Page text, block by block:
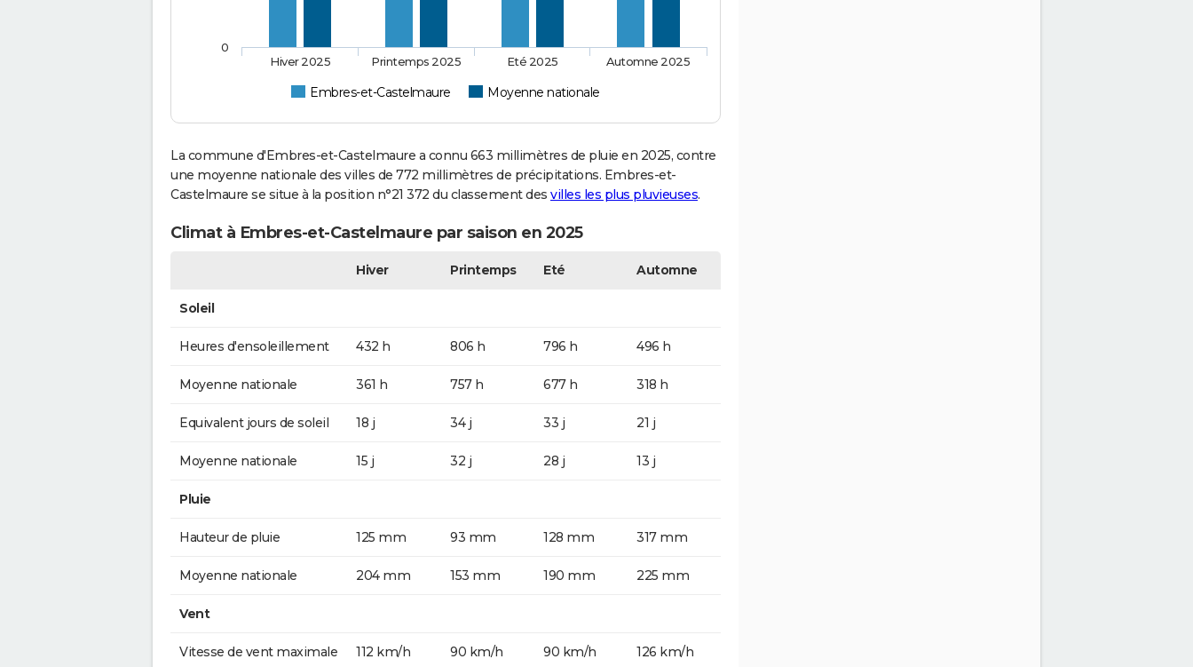
Embres-et-Castelmaure Moyenne nationale
Hiver 2025 Printemps 2025 Eté 2025 Automne 2025
0
La commune d'Embres-et-Castelmaure a connu 663 millimètres de pluie en 2025, contre
une moyenne nationale des villes de 772 millimètres de précipitations. Embres-et-
Castelmaure se situe à la position n°21 372 du classement des villes les plus pluvieuses.
Climat à Embres-et-Castelmaure par saison en 2025
Hiver Printemps Eté Automne
Soleil
Heures d'ensoleillement 432 h 806 h 796 h 496 h
Moyenne nationale 361 h 757 h 677 h 318 h
Equivalent jours de soleil 18 j 34 j 33 j 21 j
Moyenne nationale 15 j 32 j 28 j 13 j
Pluie
Hauteur de pluie 125 mm 93 mm 128 mm 317 mm
Moyenne nationale 204 mm 153 mm 190 mm 225 mm
Vent
Vitesse de vent maximale 112 km/h 90 km/h 90 km/h 126 km/h